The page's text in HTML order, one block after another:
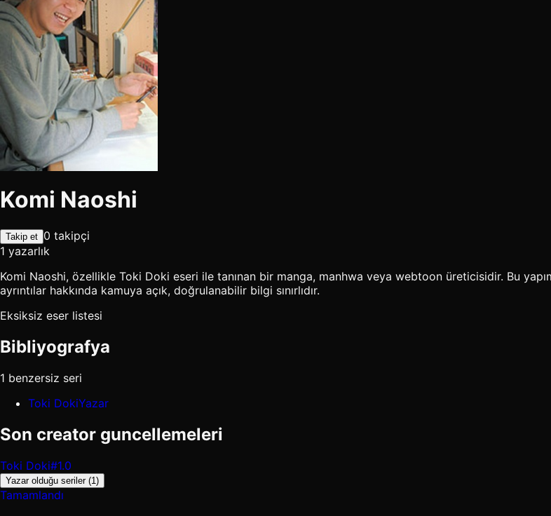
Komi Naoshi
Takip et 0 takipçi
1 yazarlık
Komi Naoshi, özellikle Toki Doki eseri ile tanınan bir manga, manhwa veya webtoon üreticisidir. Bu
ayrıntılar hakkında kamuya açık, doğrulanabilir bilgi sınırlıdır.
Eksiksiz eser listesi
Bibliyografya
1 benzersiz seri
Toki DokiYazar
Son creator guncellemeleri
Toki Doki#1.0
Yazar olduğu seriler (1)
Tamamlandı